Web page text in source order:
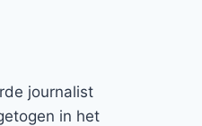
journalist
in het